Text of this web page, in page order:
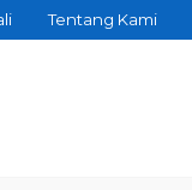
Tentang Kami